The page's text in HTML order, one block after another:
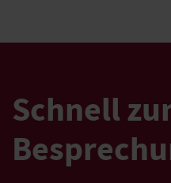
Schnell